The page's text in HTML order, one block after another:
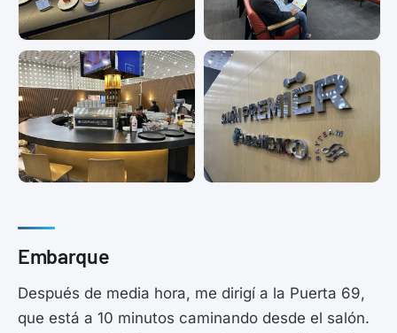
Embarque
Después de media hora, me dirigí a la Puerta 69,
que está a 10 minutos caminando desde el salón.